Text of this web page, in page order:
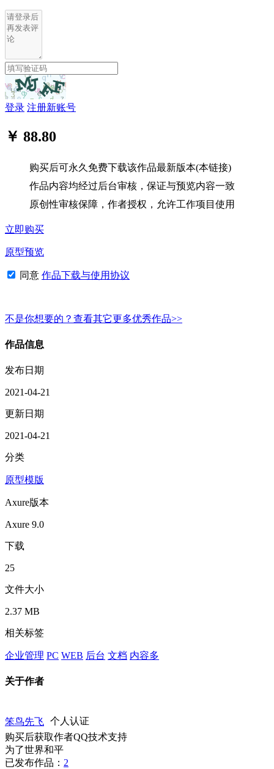
登录 注册新账号
￥ 88.80
购买后可永久免费下载该作品最新版本(本链接)
作品内容均经过后台审核，保证与预览内容一致
原创性审核保障，作者授权，允许工作项目使用
立即购买
原型预览
同意 作品下载与使用协议
不是你想要的？查看其它更多优秀作品>>
作品信息
发布日期
2021-04-21
更新日期
2021-04-21
分类
原型模版
Axure版本
Axure 9.0
下载
25
文件大小
2.37 MB
相关标签
企业管理 PC WEB 后台 文档 内容多
关于作者
笨鸟先飞
个人认证
购买后获取作者QQ技术支持
为了世界和平
已发布作品： 2